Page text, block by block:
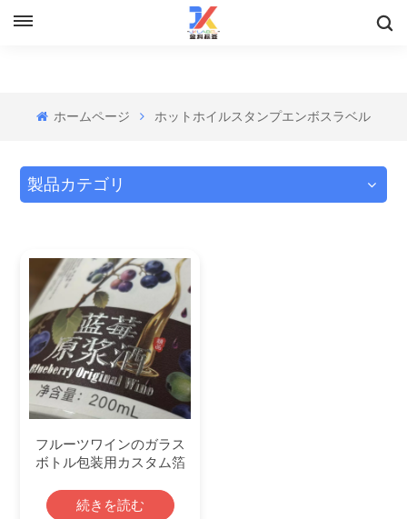
ホームページ ホットホイルスタンプエンボスラベル
製品カテゴリ
フルーツワインのガラス
ボトル包装用カスタム箔
続きを読む